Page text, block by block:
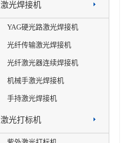
激光焊接机
YAG硬光路激光焊接机
光纤传输激光焊接机
光纤激光器连续焊接机
机械手激光焊接机
手持激光焊接机
激光打标机